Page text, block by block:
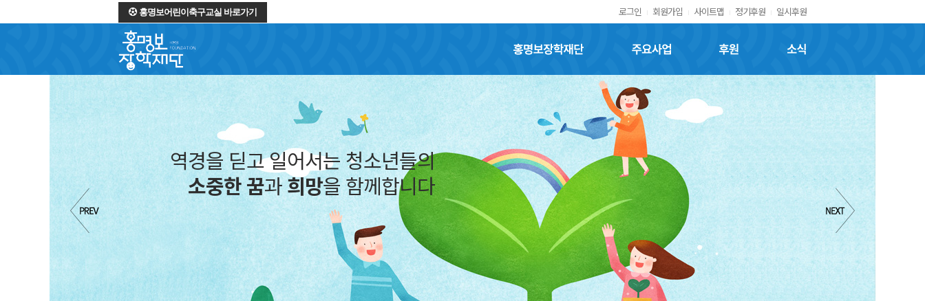
홍명보어린이축구교실 바로가기 로그인 회원가입 사이트맵 정기후원 일시후원
홍명보장학재단 주요사업 후원 소식
역경을 딛고 일어서는 청소년들의
소중한 꿈과희망을 함께합니다